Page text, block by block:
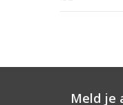
Meld je